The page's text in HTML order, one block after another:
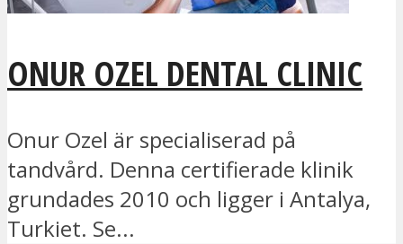
ONUR OZEL DENTAL CLINIC
Onur Ozel är specialiserad på
tandvård. Denna certifierade klinik
grundades 2010 och ligger i Antalya,
Turkiet. Se...